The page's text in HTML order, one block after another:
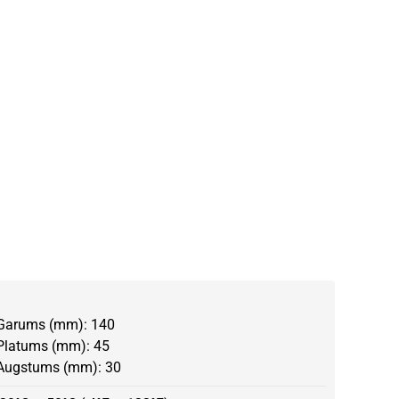
(mm): 140
(mm): 45
(mm): 30